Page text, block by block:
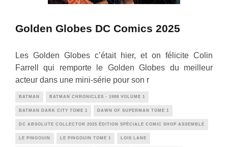
Golden Globes DC Comics 2025
Les Golden Globes c’était hier, et on félicite Colin
Farrell qui remporte le Golden Globes du meilleur
acteur dans une mini-série pour son r
BATMAN BATMAN CHRONICLES - 1988 VOLUME 1
BATMAN DARK CITY TOME 1 DAWN OF SUPERMAN TOME 1
DC ABSOLUTE COLLECTOR 2025 ÉDITION SPÉCIALE COMIC SHOP ASSEMBLE
LE PINGOUIN LE PINGOUIN TOME 1 LOIS LANE